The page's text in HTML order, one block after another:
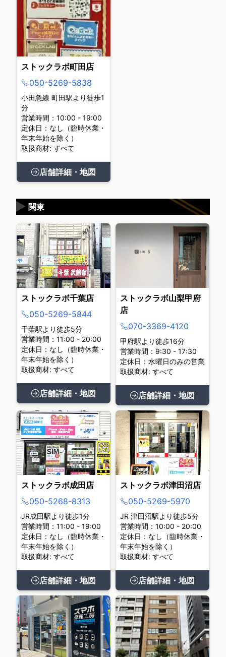
ストックラボ町田店
050-5269-5838
小田急線 町田駅より徒歩1
分
営業時間：10:00 - 19:00
定休日：なし（臨時休業・
年末年始を除く）
取扱商材: すべて
店舗詳細・地図
関東
▶
ストックラボ千葉店
050-5269-5844
千葉駅より徒歩5分
営業時間：11:00 - 20:00
定休日：なし（臨時休業・
年末年始を除く）
取扱商材: すべて
店舗詳細・地図
ストックラボ山梨甲府
店
070-3369-4120
甲府駅より徒歩16分
営業時間：9:30 - 17:30
定休日：水曜日のみの営業
取扱商材: すべて
店舗詳細・地図
ストックラボ成田店
050-5268-8313
JR成田駅より徒歩1分
営業時間：11:00 - 19:00
定休日：なし（臨時休業・
年末年始を除く）
取扱商材: すべて
店舗詳細・地図
ストックラボ津田沼店
050-5269-5970
JR 津田沼駅より徒歩5分
営業時間：10:00 - 20:00
定休日：なし（臨時休業・
年末年始を除く）
取扱商材: すべて
店舗詳細・地図